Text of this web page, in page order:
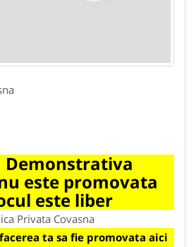
Demonstrativa
este promovata
este liber
Privata Covasna
ta sa fie promovata aici